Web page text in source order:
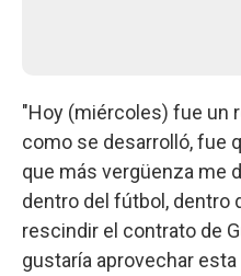
"Hoy (miércoles) fue un
como se desarrolló, fue
que más vergüenza me
dentro del fútbol, dentro
rescindir el contrato de
gustaría aprovechar